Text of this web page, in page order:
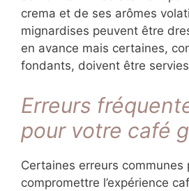
Cette concentration
avec la douceur des
La qualité de l’eau représente
une minéralité modérée pour
efficacement les arômes
goûts parasites comme le
Le timing de service joue un